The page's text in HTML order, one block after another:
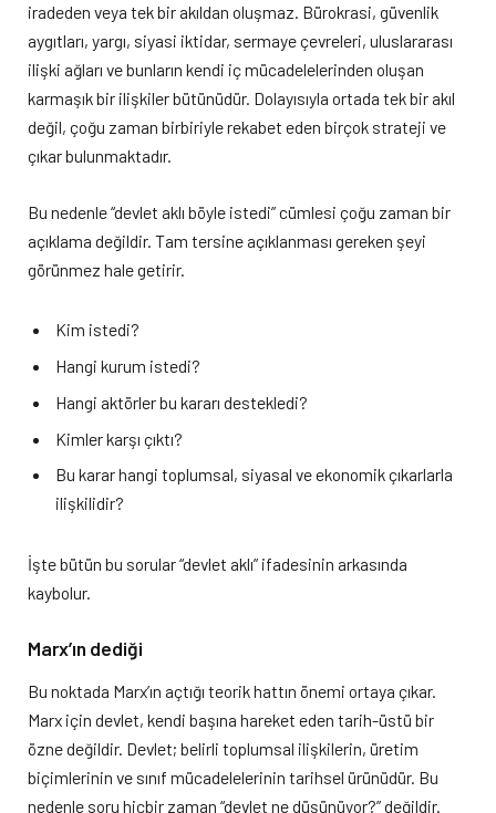
iradeden veya tek bir akıldan oluşmaz. Bürokrasi, güvenlik
aygıtları, yargı, siyasi iktidar, sermaye çevreleri, uluslararası
ilişki ağları ve bunların kendi iç mücadelelerinden oluşan
karmaşık bir ilişkiler bütünüdür. Dolayısıyla ortada tek bir akıl
değil, çoğu zaman birbiriyle rekabet eden birçok strateji ve
çıkar bulunmaktadır.
Bu nedenle “devlet aklı böyle istedi” cümlesi çoğu zaman bir
açıklama değildir. Tam tersine açıklanması gereken şeyi
görünmez hale getirir.
Kim istedi?
Hangi kurum istedi?
Hangi aktörler bu kararı destekledi?
Kimler karşı çıktı?
Bu karar hangi toplumsal, siyasal ve ekonomik çıkarlarla
ilişkilidir?
İşte bütün bu sorular “devlet aklı” ifadesinin arkasında
kaybolur.
Marx’ın dediği
Bu noktada Marx’ın açtığı teorik hattın önemi ortaya çıkar.
Marx için devlet, kendi başına hareket eden tarih-üstü bir
özne değildir. Devlet; belirli toplumsal ilişkilerin, üretim
biçimlerinin ve sınıf mücadelelerinin tarihsel ürünüdür. Bu
nedenle soru hiçbir zaman “devlet ne düşünüyor?” değildir.